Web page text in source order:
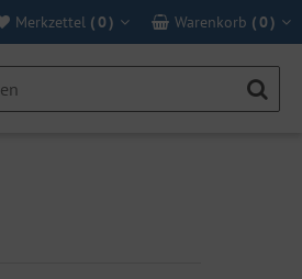
Warenkorb (0 )
Merkzettel (0 )